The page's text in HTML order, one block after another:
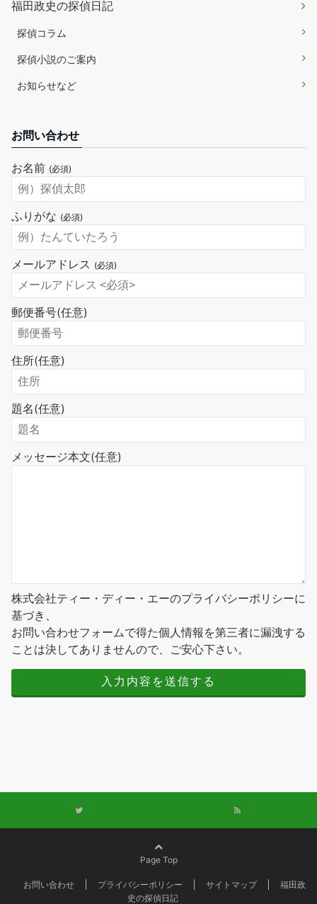
福田政史の探偵日記
探偵コラム
探偵小説のご案内
お知らせなど
お問い合わせ
お名前 (必須)
ふりがな (必須)
メールアドレス (必須)
郵便番号(任意)
住所(任意)
題名(任意)
メッセージ本文(任意)
株式会社ティー・ディー・エーのプライバシーポリシーに
基づき、
お問い合わせフォームで得た個人情報を第三者に漏洩する
ことは決してありませんので、ご安心下さい。
Page Top
お問い合わせ プライバシーポリシー サイトマップ
福田政
史の探偵日記